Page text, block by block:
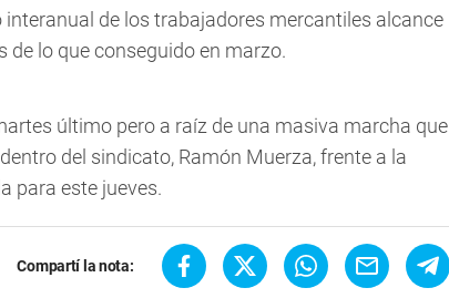
interanual de los trabajadores mercantiles alcance
de lo que conseguido en marzo.
último pero a raíz de una masiva marcha que
del sindicato, Ramón Muerza, frente a la
para este jueves.
Compartí la nota: